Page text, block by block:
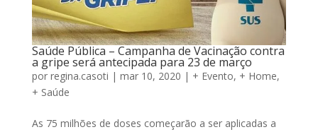
Saúde Pública – Campanha de Vacinação contra
a gripe será antecipada para 23 de março
por regina.casoti | mar 10, 2020 | + Evento, + Home,
+ Saúde
As 75 milhões de doses começarão a ser aplicadas a